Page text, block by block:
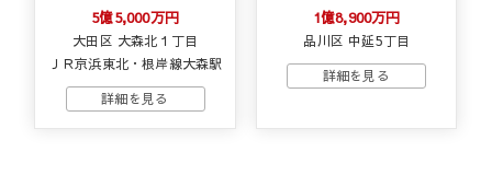
5億5,000万円
大田区 大森北１丁目
ＪＲ京浜東北・根岸線大森駅
1億8,900万円
品川区 中延5丁目